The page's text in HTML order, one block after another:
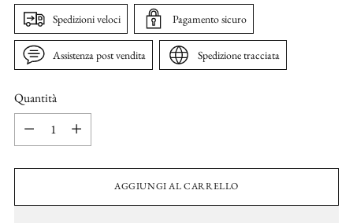
Spedizioni veloci Pagamento sicuro
Assistenza post vendita Spedizione tracciata
Quantità
Quantità
AGGIUNGI AL CARRELLO